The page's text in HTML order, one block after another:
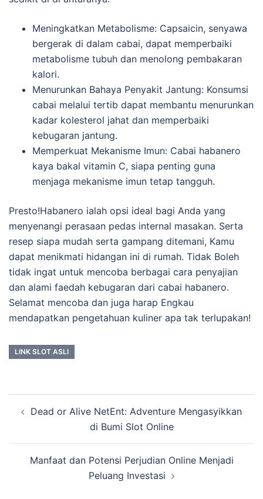
Meningkatkan Metabolisme: Capsaicin, senyawa
bergerak di dalam cabai, dapat memperbaiki
metabolisme tubuh dan menolong pembakaran
kalori.
Menurunkan Bahaya Penyakit Jantung: Konsumsi
cabai melalui tertib dapat membantu menurunkan
kadar kolesterol jahat dan memperbaiki
kebugaran jantung.
Memperkuat Mekanisme Imun: Cabai habanero
kaya bakal vitamin C, siapa penting guna
menjaga mekanisme imun tetap tangguh.
Presto!Habanero ialah opsi ideal bagi Anda yang
menyenangi perasaan pedas internal masakan. Serta
resep siapa mudah serta gampang ditemani, Kamu
dapat menikmati hidangan ini di rumah. Tidak Boleh
tidak ingat untuk mencoba berbagai cara penyajian
dan alami faedah kebugaran dari cabai habanero.
Selamat mencoba dan juga harap Engkau
mendapatkan pengetahuan kuliner apa tak terlupakan!
LINK SLOT ASLI
navigation
Dead or Alive NetEnt: Adventure Mengasyikkan
di Bumi Slot Online
Manfaat dan Potensi Perjudian Online Menjadi
Peluang Investasi